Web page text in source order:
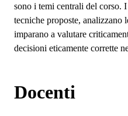
sono i temi centrali del corso.
tecniche proposte,
imparano a valutare
decisioni eticamente corrette
Docenti